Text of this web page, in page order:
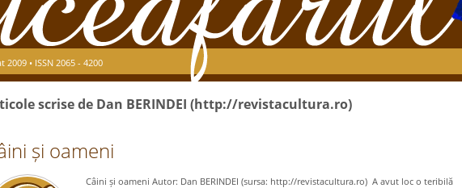
2009 • ISSN 2065 - 4200
scrise de Dan BERINDEI (http://revistacultura.ro)
și oameni
Câini și oameni Autor: Dan BERINDEI (sursa: http://revistacultura.ro) A avut loc o teribilă